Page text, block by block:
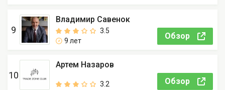
9
Владимир Савенок
3.5
9 лет
Обзор
10
Артем Назаров
3.2 Обзор